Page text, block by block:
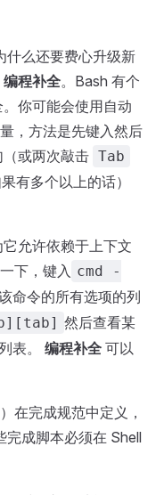
什么还要费心升级新
编程补全。Bash 有个
你可能会使用自动
，方法是先键入然后
或两次敲击 Tab
有多个以上的话）
允许依赖于上下文
下，键入 cmd -
命令的所有选项的列
然后查看某
表。 编程补全 可以
在完成规范中定义，
成脚本必须在 Shell